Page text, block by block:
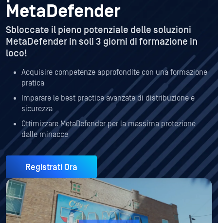
MetaDefender
Sbloccate il pieno potenziale delle soluzioni
MetaDefender in soli 3 giorni di formazione in
loco!
Acquisire competenze approfondite con una formazione
pratica
Imparare le best practice avanzate di distribuzione e
sicurezza
Ottimizzare MetaDefender per la massima protezione
dalle minacce
Registrati Ora